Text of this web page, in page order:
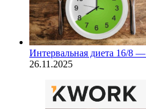
Интервальная диета 16/8
26.11.2025